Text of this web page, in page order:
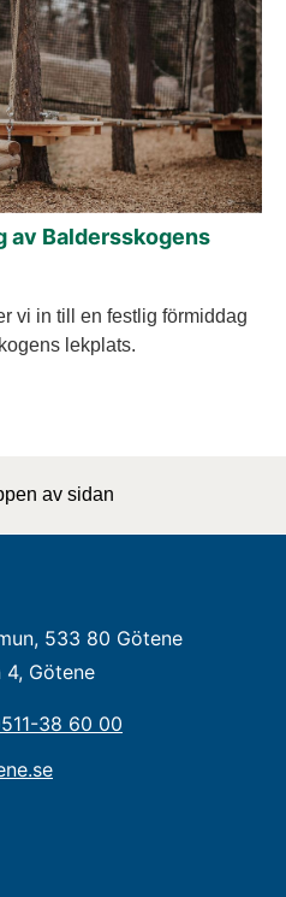
av Baldersskogens
vi in till en festlig förmiddag
lekplats.
av sidan
533 80 Götene
4, Götene
38 60 00